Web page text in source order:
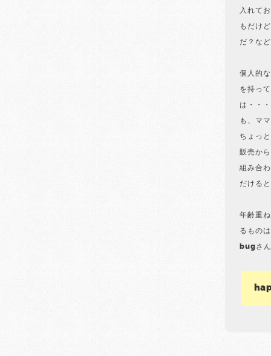
入れて
もだけ
だ？な
個人的
を持っ
は・・
も、マ
ちょっ
販売か
組み合
だける
年齢重
るもの
bugさ